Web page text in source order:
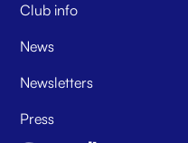
Club info
News
Newsletters
Press